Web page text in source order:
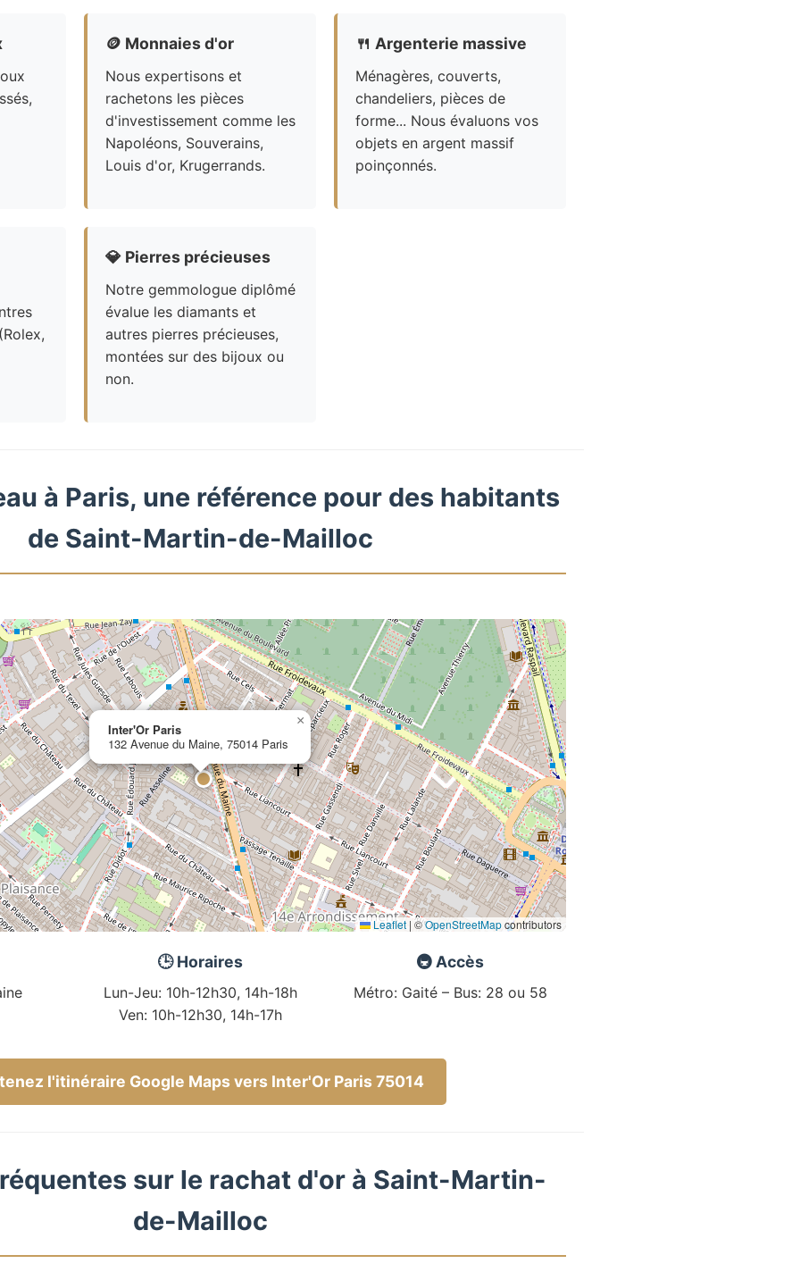
🪙 Monnaies d'or
Nous expertisons et
rachetons les pièces
d'investissement comme les
Napoléons, Souverains,
Louis d'or, Krugerrands.
🍴 Argenterie massive
Ménagères, couverts,
chandeliers, pièces de
forme... Nous évaluons vos
objets en argent massif
poinçonnés.
💎 Pierres précieuses
Notre gemmologue diplômé
évalue les diamants et
autres pierres précieuses,
montées sur des bijoux ou
non.
à Paris, une référence pour des habitants
de Saint-Martin-de-Mailloc
Inter'Or Paris
132 Avenue du Maine, 75014 Paris
×
Leaflet | ©OpenStreetMapcontributors
🕒 Horaires
Lun-Jeu: 10h-12h30, 14h-18h
Ven: 10h-12h30, 14h-17h
🚇 Accès
Métro: Gaité – Bus: 28 ou 58
l'itinéraire Google Maps vers Inter'Or Paris 75014
sur le rachat d'or à Saint-Martin-
de-Mailloc